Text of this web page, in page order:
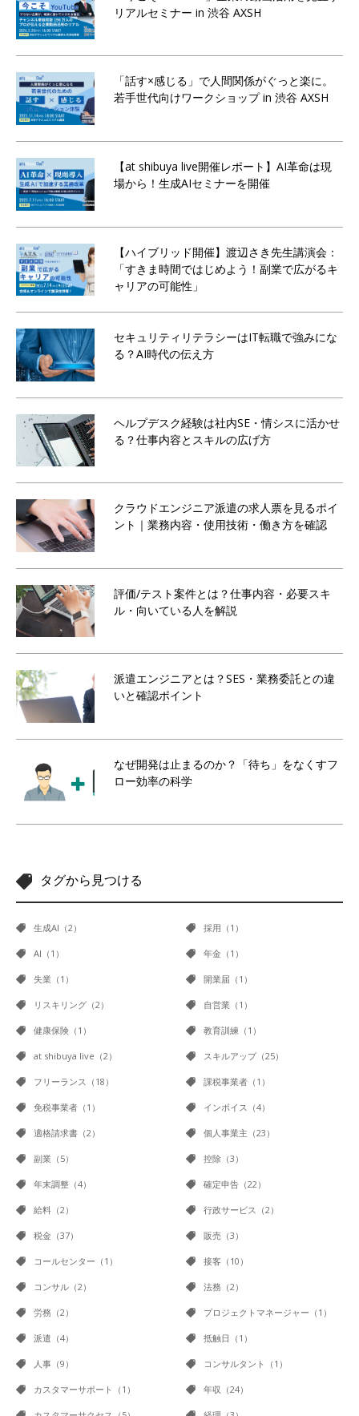
リアルセミナー in 渋谷 AXSH
「話す×感じる」で人間関係がぐっと楽に。
若手世代向けワークショップ in 渋谷 AXSH
【at shibuya live開催レポート】AI革命は現
場から！生成AIセミナーを開催
【ハイブリッド開催】渡辺さき先生講演会：
「すきま時間ではじめよう！副業で広がるキ
ャリアの可能性」
セキュリティリテラシーはIT転職で強みにな
る？AI時代の伝え方
ヘルプデスク経験は社内SE・情シスに活かせ
る？仕事内容とスキルの広げ方
クラウドエンジニア派遣の求人票を見るポイ
ント｜業務内容・使用技術・働き方を確認
評価/テスト案件とは？仕事内容・必要スキ
ル・向いている人を解説
派遣エンジニアとは？SES・業務委託との違
いと確認ポイント
なぜ開発は止まるのか？「待ち」をなくすフ
ロー効率の科学
タグから見つける
生成AI（2） 採用（1）
AI（1） 年金（1）
失業（1） 開業届（1）
リスキリング（2） 自営業（1）
健康保険（1） 教育訓練（1）
at shibuya live（2） スキルアップ（25）
フリーランス（18） 課税事業者（1）
免税事業者（1） インボイス（4）
適格請求書（2） 個人事業主（23）
副業（5） 控除（3）
年末調整（4） 確定申告（22）
給料（2） 行政サービス（2）
税金（37） 販売（3）
コールセンター（1） 接客（10）
コンサル（2） 法務（2）
労務（2） プロジェクトマネージャー（1）
派遣（4） 抵触日（1）
人事（9） コンサルタント（1）
カスタマーサポート（1） 年収（24）